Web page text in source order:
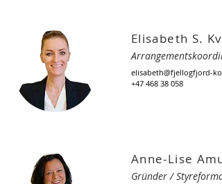
Elisabeth S.
elisabeth@fjellogfjord-
+47 468 38 058
Anne-Lise
Gründer /